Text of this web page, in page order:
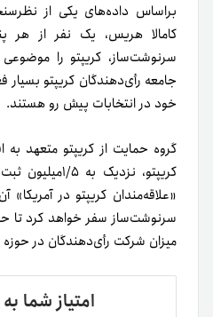
بر‌اساس داده‌های یکی از
کامالا هریس، یک نفر از هر
سرنوشت‌ساز، کریپتو را
جامعه رأی‌دهندگان کریپتو
خود در انتخابات پیش رو هستند.
گروه حمایت از کریپتو متعهد
کریپتو، نزدیک
«علاقه‌مندان کریپتو در آمریکا»
سرنوشت‌ساز سفر خواهد کرد تا
میزان شرکت رأی‌دهندگان در حوزه
امتیاز شما